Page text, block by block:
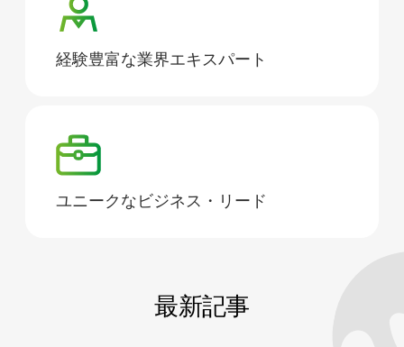
経験豊富な業界エキスパート
ユニークなビジネス・リード
最新記事